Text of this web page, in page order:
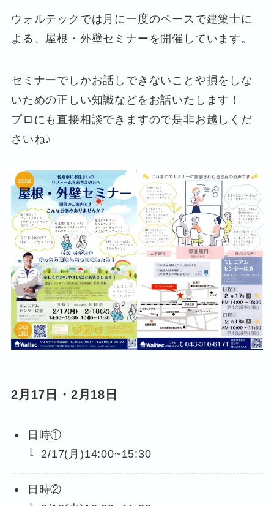
ウォルテックでは月に一度のペースで建築士に
よる、屋根・外壁セミナーを開催しています。
セミナーでしかお話しできないことや損をしな
いための正しい知識などをお話いたします！
プロにも直接相談できますので是非お越しくだ
さいね♪
2月17日・2月18日
日時①
2/17(月)14:00~15:30
日時②